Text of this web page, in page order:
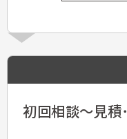
初回相談～見積